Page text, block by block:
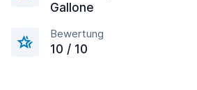
Gallone
Bewertung
10 / 10